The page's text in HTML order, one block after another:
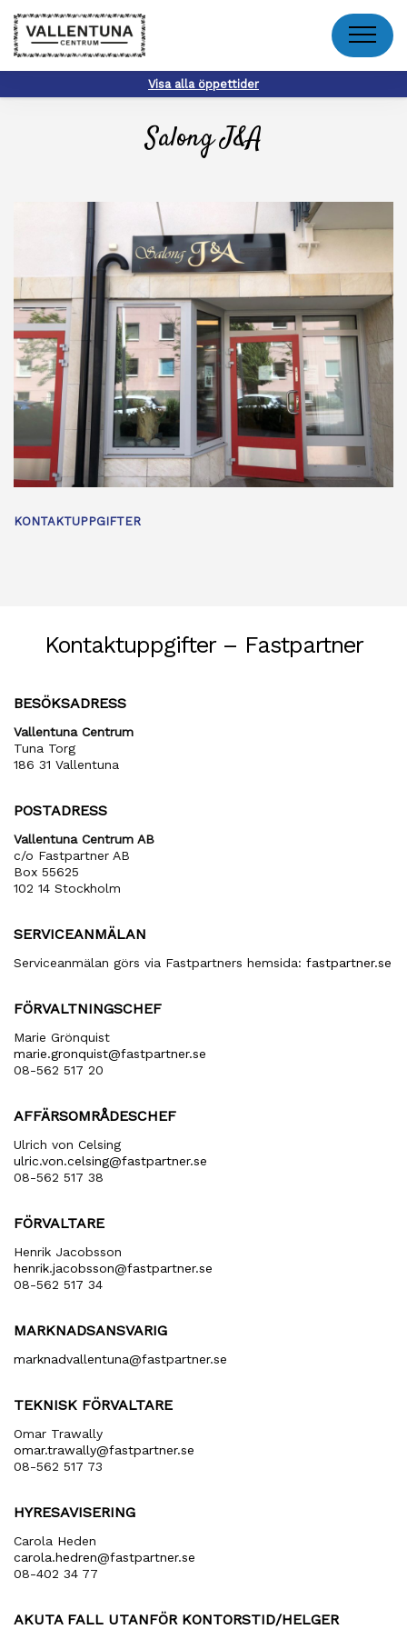
Meny
Visa alla öppettider
Salong J&A
KONTAKTUPPGIFTER
Kontaktuppgifter – Fastpartner
BESÖKSADRESS
Vallentuna Centrum
Tuna Torg
186 31 Vallentuna
POSTADRESS
Vallentuna Centrum AB
c/o Fastpartner AB
Box 55625
102 14 Stockholm
SERVICEANMÄLAN
Serviceanmälan görs via Fastpartners hemsida: fastpartner.se
FÖRVALTNINGSCHEF
Marie Grönquist
marie​.gronquist​@fastpartner​.se
08-562 517 20
AFFÄRSOMRÅDESCHEF
Ulrich von Celsing
ulric​.von​.celsing​@fastpartner​.se
08-562 517 38
FÖRVALTARE
Henrik Jacobsson
henrik​.jacobsson​@fastpartner​.se
08-562 517 34
MARKNADSANSVARIG
marknadvallentuna​@fastpartner​.se
TEKNISK FÖRVALTARE
Omar Trawally
omar.trawally@fastpartner.se
08-562 517 73
HYRESAVISERING
Carola Heden
carola​.hedren​@fastpartner​.se
08-402 34 77
AKUTA FALL UTANFÖR KONTORSTID/HELGER